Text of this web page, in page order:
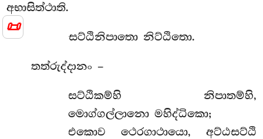
📜
අභාසිත්ථාති.
සට්ඨිනිපාතො නිට්ඨිතො.
තත්රුද්දානං –
සට්ඨිකම්හි නිපාතම්හි,
මොග්ගල්ලානො මහිද්ධිකො;
එකොව ථෙරගාථායො, අට්ඨසට්ඨි